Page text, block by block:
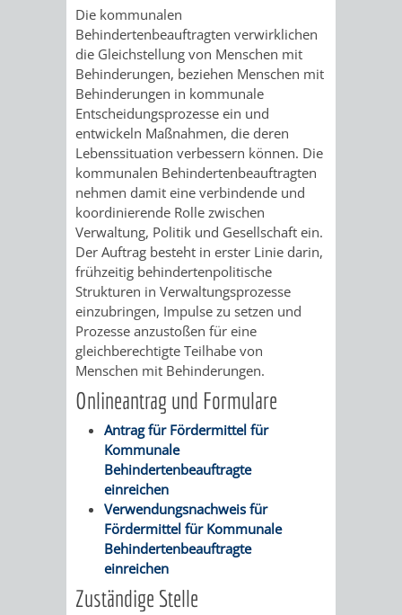
OFFENEN
DENKMALS
ERSCHLIESSUNGSBEITRAG
ANTRAGSVERFAHREN
VERMIETE
DOCH
AN
DEINE
STADT
WIEDERVERMIETUNGSPRÄMIE
AMT
FÜR
STABSSTELLE
BÄDER
HOCHBAU
(PLANUNG
UND
GEBÄUDEBETRIEB
AMT
FÜR
TOURISMUS
WIRTSCHAFT
Die kommunalen
Behindertenbeauftragten verwirklichen
die Gleichstellung von Menschen mit
Behinderungen, beziehen Menschen mit
Behinderungen in kommunale
Entscheidungsprozesse ein und
entwickeln Maßnahmen, die deren
Lebenssituation verbessern können. Die
kommunalen Behindertenbeauftragten
nehmen damit eine verbindende und
koordinierende Rolle zwischen
Verwaltung, Politik und Gesellschaft ein.
Der Auftrag besteht in erster Linie darin,
frühzeitig behindertenpolitische
Strukturen in Verwaltungsprozesse
einzubringen, Impulse zu setzen und
Prozesse anzustoßen für eine
gleichberechtigte Teilhabe von
Menschen mit Behinderungen.
Onlineantrag und Formulare
Antrag für Fördermittel für
Kommunale
Behindertenbeauftragte
einreichen
Verwendungsnachweis für
Fördermittel für Kommunale
Behindertenbeauftragte
einreichen
Zuständige Stelle